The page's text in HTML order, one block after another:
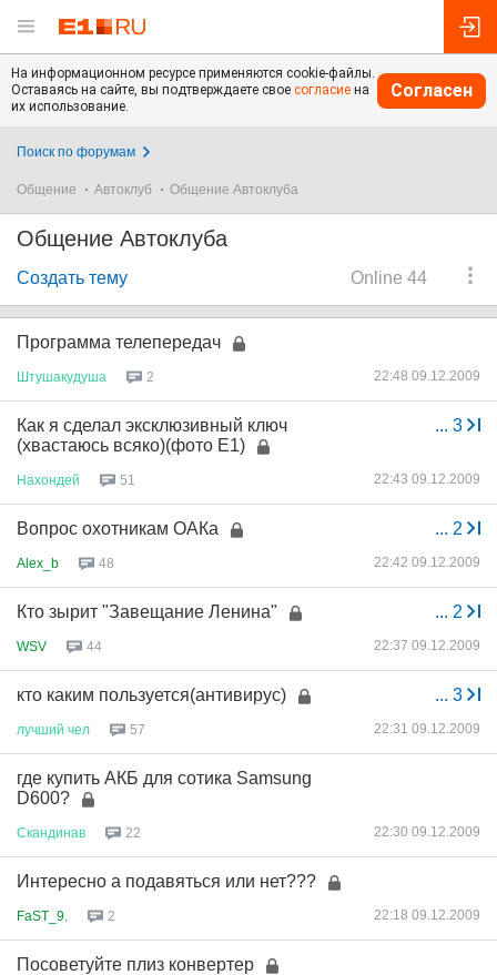
На информационном ресурсе применяются cookie-файлы.
Оставаясь на сайте, вы подтверждаете свое согласие на
их использование.
Согласен
Поиск по форумам
Общение Автоклуб Общение Автоклуба
Общение Автоклуба
Online 44
Создать тему
Программа телепередач
Штушакудуша 2 22:48 09.12.2009
... 3
Как я сделал эксклюзивный ключ
(хвастаюсь всяко)(фото Е1)
Нахондей 51 22:43 09.12.2009
... 2
Вопрос охотникам ОАКа
Alex_b 48 22:42 09.12.2009
... 2
Кто зырит "Завещание Ленина"
WSV 44 22:37 09.12.2009
... 3
кто каким пользуется(антивирус)
лучший чел 57 22:31 09.12.2009
где купить АКБ для сотика Samsung
D600?
Скандинав 22 22:30 09.12.2009
Интересно а подавяться или нет???
FaST_9. 2 22:18 09.12.2009
Посоветуйте плиз конвертер